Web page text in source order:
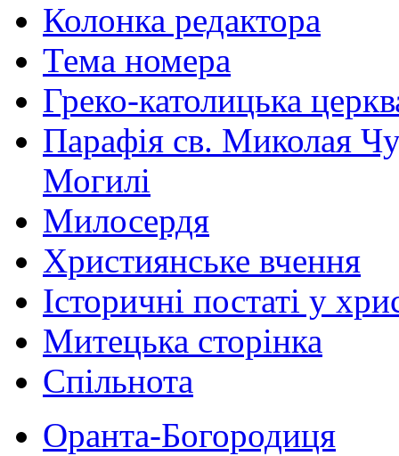
Колонка редактора
Тема номера
Греко-католицька
Парафія св. Миколая
Могилі
Милосердя
Християнське вчення
Історичні постаті у
Митецька сторінка
Спільнота
Оранта-Богородиця